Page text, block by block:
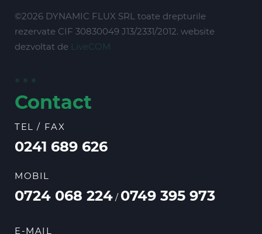
©2026 DYNAMIC FLUX SRL toate drepturile
rezervate CIF 30830049 J13/2331/2012. website
dezvoltat de LiveCOM
Contact
TEL / FAX
0241 689 626
MOBIL
0724 068 224 / 0749 395 973
E-MAIL